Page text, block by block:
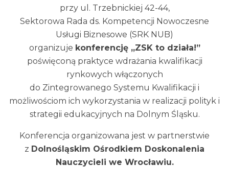
przy ul. Trzebnickiej 42-44,
Sektorowa Rada ds. Kompetencji Nowoczesne
Usługi Biznesowe (SRK NUB)
organizuje konferencję „ZSK to działa!”
poświęconą praktyce wdrażania kwalifikacji
rynkowych włączonych
do Zintegrowanego Systemu Kwalifikacji i
możliwościom ich wykorzystania w realizacji polityk i
strategii edukacyjnych na Dolnym Śląsku.
Konferencja organizowana jest w partnerstwie
z Dolnośląskim Ośrodkiem Doskonalenia
Nauczycieli we Wrocławiu.